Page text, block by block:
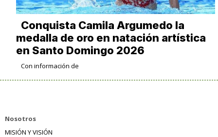
Conquista Camila Argumedo la
medalla de oro en natación artística
en Santo Domingo 2026
Con información de
Nosotros
MISIÓN Y VISIÓN